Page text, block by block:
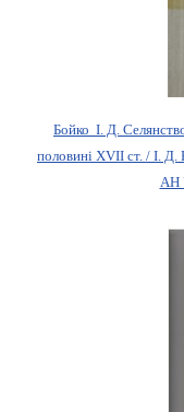
Бойко І. Д.
половині XVII ст. / І.
АН